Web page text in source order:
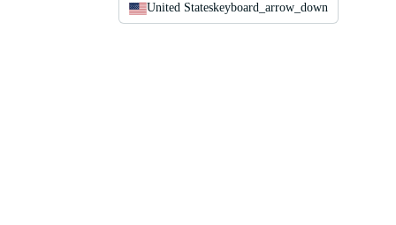
United Stateskeyboard_arrow_down